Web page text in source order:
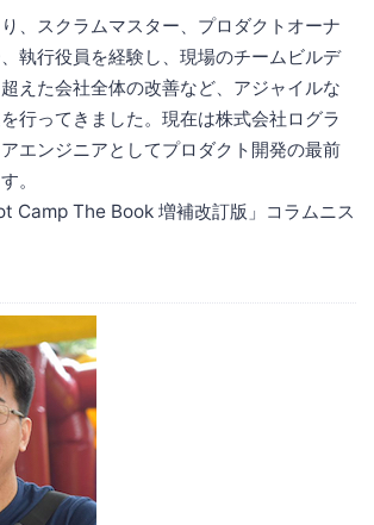
、スクラムマスター、プロダクトオーナ
執行役員を経験し、現場のチームビルデ
えた会社全体の改善など、アジャイルな
行ってきました。現在は株式会社ログラ
エンジニアとしてプロダクト開発の最前
。
Camp The Book 増補改訂版」コラムニス